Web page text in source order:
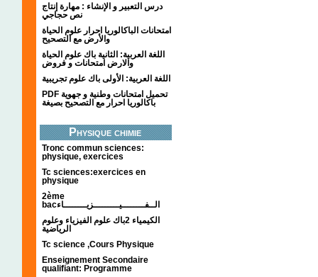
درس التعبير و الإنشاء : مهارة إنتاج
نص حجاجي
امتحانات الباكالوريا احرار علوم الحياة
والأرض مع التصحيح
اللغة العربية: الثانية باك علوم الحياة
والارض امتحانات و فروض
اللغة العربية: الأولى باك علوم تجريبية
PDF تحميل امتحانات وطنية و جهوية
باكالوريا احرار مع التصحيح بصيغة
Physique chimie
Tronc commun sciences:
physique, exercices
Tc sciences:exercices en
physique
2ème
bacالــفــــــــيـــــــــزيــــــــاء
الكيمياء 2باك علوم الفيزياء وعلوم
الرياضية
Tc science ,Cours Physique
Enseignement Secondaire
qualifiant: Programme